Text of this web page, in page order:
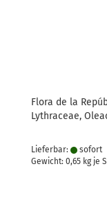
Flora de la
Lythraceae,
Lieferbar:
sofort
Gewicht: 0,65 kg je